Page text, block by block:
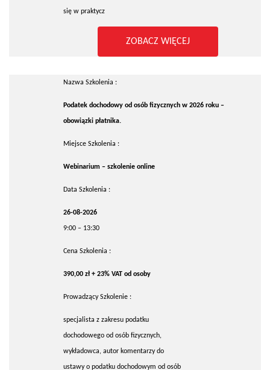
się w praktycz
ZOBACZ WIĘCEJ
Nazwa Szkolenia :
Podatek dochodowy od osób fizycznych w 2026 roku –
obowiązki płatnika.
Miejsce Szkolenia :
Webinarium – szkolenie online
Data Szkolenia :
26-08-2026
9:00 – 13:30
Cena Szkolenia :
390,00 zł + 23% VAT od osoby
Prowadzący Szkolenie :
specjalista z zakresu podatku
dochodowego od osób fizycznych,
wykładowca, autor komentarzy do
ustawy o podatku dochodowym od osób